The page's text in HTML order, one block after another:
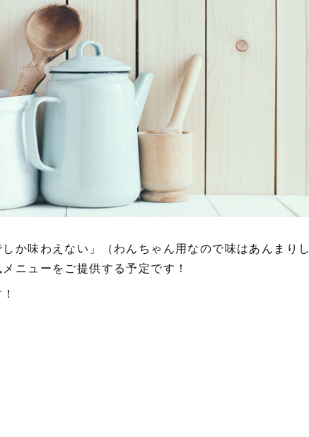
か味わえない」（わんちゃん用なので味はあんまりし
ニューをご提供する予定です！